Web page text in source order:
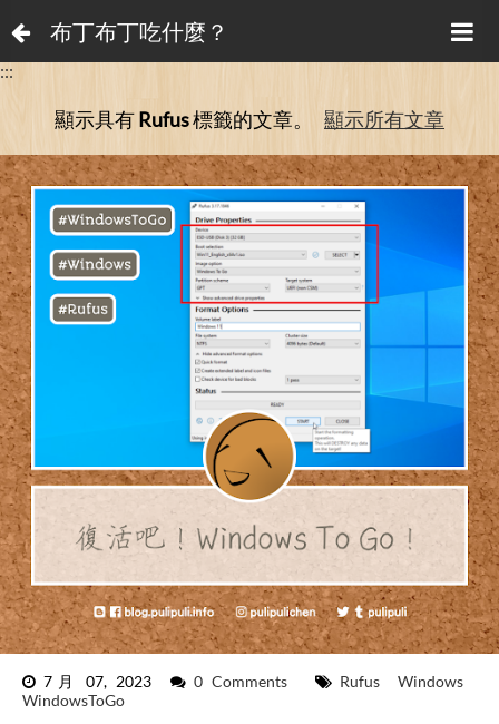
布丁布丁吃什麼？
:::
顯示具有 Rufus標籤的文章。 顯示所有文章
7月 07, 2023 0 Comments Rufus
Windows
WindowsToGo